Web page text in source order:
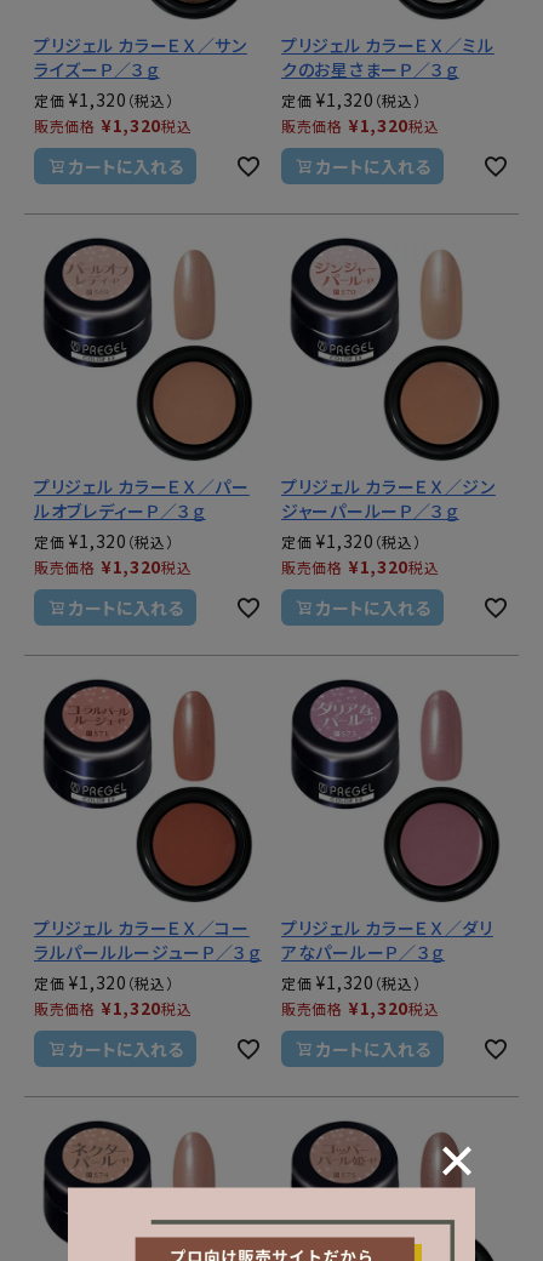
プリジェル カラーＥＸ／サン
ライズーＰ／３ｇ
定価 ¥1,320
販売価格 ¥1,320税込
カートに入れる
プリジェル カラーＥＸ／ミル
クのお星さまーＰ／３ｇ
定価 ¥1,320
販売価格 ¥1,320税込
カートに入れる
プリジェル カラーＥＸ／パー
ルオブレディーＰ／３ｇ
定価 ¥1,320
販売価格 ¥1,320税込
カートに入れる
プリジェル カラーＥＸ／ジン
ジャーパールーＰ／３ｇ
定価 ¥1,320
販売価格 ¥1,320税込
カートに入れる
プリジェル カラーＥＸ／コー
ラルパールルージューＰ／３ｇ
定価 ¥1,320
販売価格 ¥1,320税込
カートに入れる
プリジェル カラーＥＸ／ダリ
アなパールーＰ／３ｇ
定価 ¥1,320
販売価格 ¥1,320税込
カートに入れる